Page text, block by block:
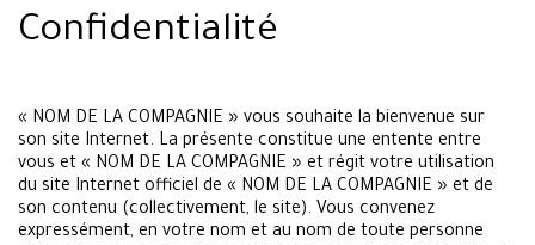
Confidentialité
« NOM DE LA COMPAGNIE » vous souhaite la bienvenue sur
son site Internet. La présente constitue une entente entre
vous et « NOM DE LA COMPAGNIE » et régit votre utilisation
du site Internet officiel de « NOM DE LA COMPAGNIE » et de
son contenu (collectivement, le site). Vous convenez
expressément, en votre nom et au nom de toute personne